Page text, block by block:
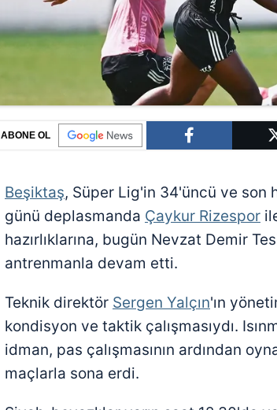
ABONE OL
Beşiktaş, Süper Lig'in 34'üncü ve son
günü deplasmanda Çaykur Rizespor
hazırlıklarına, bugün Nevzat Demir
antrenmanla devam etti.
Teknik direktör Sergen Yalçın'ın
kondisyon ve taktik çalışmasıydı.
idman, pas çalışmasının ardından
maçlarla sona erdi.